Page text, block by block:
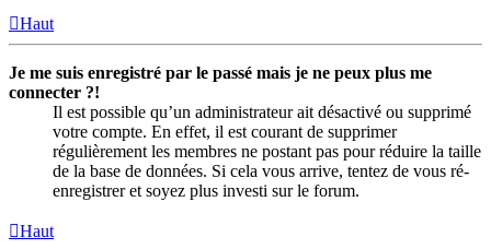
Haut
Je me suis enregistré par le passé mais je ne peux plus me
connecter ?!
Il est possible qu’un administrateur ait désactivé ou supprimé
votre compte. En effet, il est courant de supprimer
régulièrement les membres ne postant pas pour réduire la taille
de la base de données. Si cela vous arrive, tentez de vous ré-
enregistrer et soyez plus investi sur le forum.
Haut